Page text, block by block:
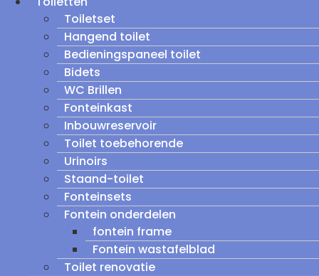
Toiletset
Hangend toilet
Bedieningspaneel toilet
Bidets
WC Brillen
Fonteinkast
Inbouwreservoir
Toilet toebehorende
Urinoirs
Staand-toilet
Fonteinsets
Fontein onderdelen
fontein frame
Fontein wastafelblad
Toilet renovatie